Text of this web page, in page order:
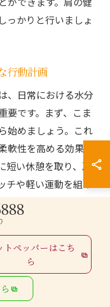
っかりと行いましょ
行動計画
、日常における水分
要です。まず、こま
始めましょう。これ
性を高める効果が
い休憩を取り、肩
や軽い運動を組み
げ、こりを予防する
スできる環境を整え
の改善に寄与しま
に応じて専門家に相
体的な行動計画を実
から解消できるでし
トペッパーはこち
ら